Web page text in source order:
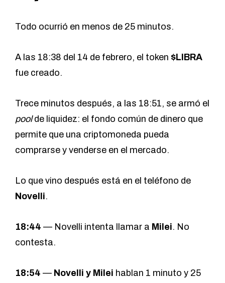
Todo ocurrió en menos de 25 minutos.
A las 18:38 del 14 de febrero, el token $LIBRA
fue creado.
Trece minutos después, a las 18:51, se armó el
poolde liquidez: el fondo común de dinero que
permite que una criptomoneda pueda
comprarse y venderse en el mercado.
Lo que vino después está en el teléfono de
Novelli.
18:44 — Novelli intenta llamar a Milei. No
contesta.
18:54 — Novelli y Milei hablan 1 minuto y 25